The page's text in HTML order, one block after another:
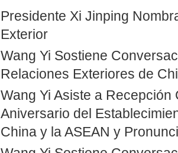
Presidente Xi Jinping
Exterior
Wang Yi Sostiene
Relaciones Exteriores de
Wang Yi Asiste a Recepción
Aniversario del
China y la ASEAN y